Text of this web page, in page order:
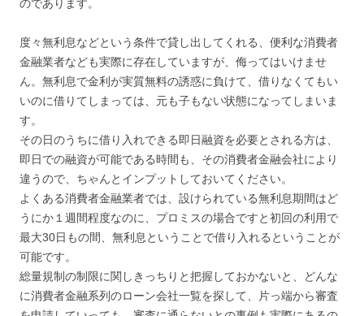
のであります。
度々無利息などという条件で貸し出してくれる、便利な消費者
金融業者なども実際に存在していますが、侮ってはいけませ
ん。無利息で金利が実質無料の誘惑に負けて、借りなくてもい
いのに借りてしまっては、元も子もない状態になってしまいま
す。
その日のうちに借り入れできる即日融資を必要とされる方は、
即日での融資が可能である時間も、その消費者金融会社により
違うので、ちゃんとインプットしておいてください。
よくある消費者金融業者では、設けられている無利息期間はど
うにか１週間程度なのに、プロミスの場合ですと初回の利用で
最大30日もの間、無利息ということで借り入れるということが
可能です。
総量規制の制限に関しきっちりと把握しておかないと、どんな
に消費者金融系列のローン会社一覧を探して、片っ端から審査